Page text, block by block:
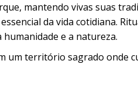
mantendo vivas suas
da vida cotidiana.
e a natureza.
um território sagrado onde